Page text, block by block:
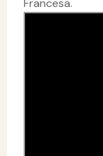
Francesa.